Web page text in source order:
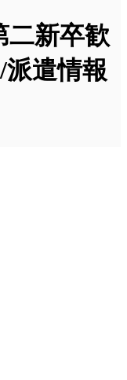
二新卒歓
遣情報